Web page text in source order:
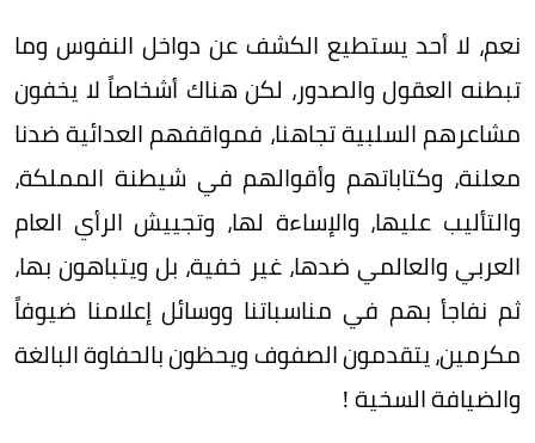
نعم، لا أحد يستطيع الكشف عن دواخل النفوس وما
تبطنه العقول والصدور، لكن هناك أشخاصاً لا يخفون
مشاعرهم السلبية تجاهنا، فمواقفهم العدائية ضدنا
معلنة، وكتاباتهم وأقوالهم في شيطنة المملكة،
والتأليب عليها، والإساءة لها، وتجييش الرأي العام
العربي والعالمي ضدها، غير خفية، بل ويتباهون بها،
ثم نفاجأ بهم في مناسباتنا ووسائل إعلامنا ضيوفاً
مكرمين، يتقدمون الصفوف ويحظون بالحفاوة البالغة
والضيافة السخية !